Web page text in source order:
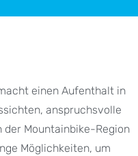
einen Aufenthalt in
anspruchsvolle
der Mountainbike-Region
Möglichkeiten, um